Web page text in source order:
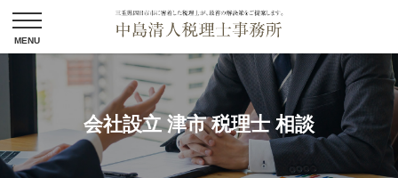
会社設立 津市 税理士 相談